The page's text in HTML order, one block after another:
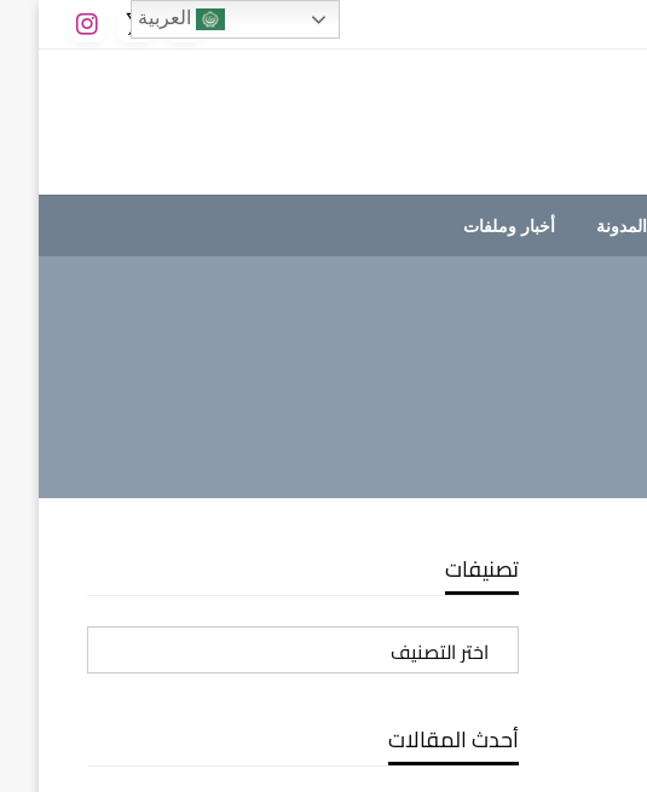
المدونة أخبار وملفات
تصنيفات
تصنيفات
أحدث المقالات
العربية